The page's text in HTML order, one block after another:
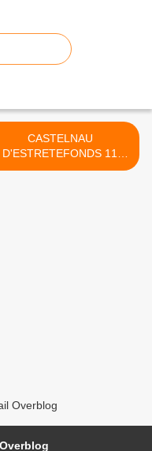
CASTELNAU
D'ESTRETEFONDS 11
NOVEMBRE 2019 -
Overblog